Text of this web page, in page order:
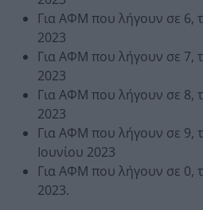
Για ΑΦΜ που λήγουν σε 6,
2023
Για ΑΦΜ που λήγουν σε 7,
2023
Για ΑΦΜ που λήγουν σε 8,
2023
Για ΑΦΜ που λήγουν σε 9,
Ιουνίου 2023
Για ΑΦΜ που λήγουν σε 0,
2023.